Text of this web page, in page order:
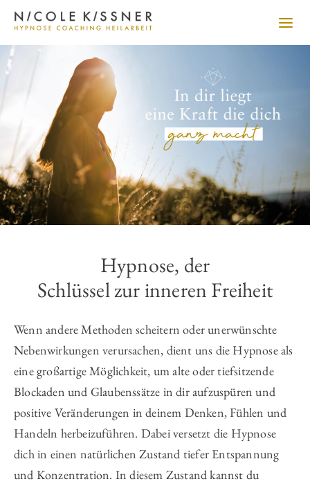
Hypnose, der
Schlüssel zur inneren Freiheit
Wenn andere Methoden scheitern oder unerwünschte
Nebenwirkungen verursachen, dient uns die Hypnose als
eine großartige Möglichkeit, um alte oder tiefsitzende
Blockaden und Glaubenssätze in dir aufzuspüren und
positive Veränderungen in deinem Denken, Fühlen und
Handeln herbeizuführen. Dabei versetzt die Hypnose
dich in einen natürlichen Zustand tiefer Entspannung
und Konzentration. In diesem Zustand kannst du